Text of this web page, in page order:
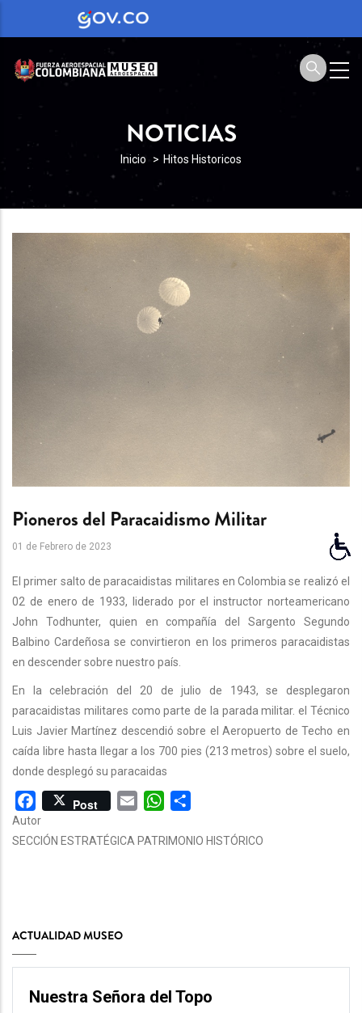
NOTICIAS
SOBRESCRIBIR
ENLACES
DE
AYUDA
A
NAVEGACIÓN
Inicio Hitos Historicos
Pioneros del Paracaidismo Militar
01 de Febrero de 2023
El primer salto de paracaidistas militares en Colombia se realizó el
02 de enero de 1933, liderado por el instructor norteamericano
John Todhunter, quien en compañía del Sargento Segundo
Balbino Cardeñosa se convirtieron en los primeros paracaidistas
en descender sobre nuestro país.
En la celebración del 20 de julio de 1943, se desplegaron
paracaidistas militares como parte de la parada militar. el Técnico
Luis Javier Martínez descendió sobre el Aeropuerto de Techo en
caída libre hasta llegar a los 700 pies (213 metros) sobre el suelo,
donde desplegó su paracaidas
Facebook
Post Email WhatsApp
Autor
SECCIÓN ESTRATÉGICA PATRIMONIO HISTÓRICO
ACTUALIDAD MUSEO
Nuestra Señora del Topo